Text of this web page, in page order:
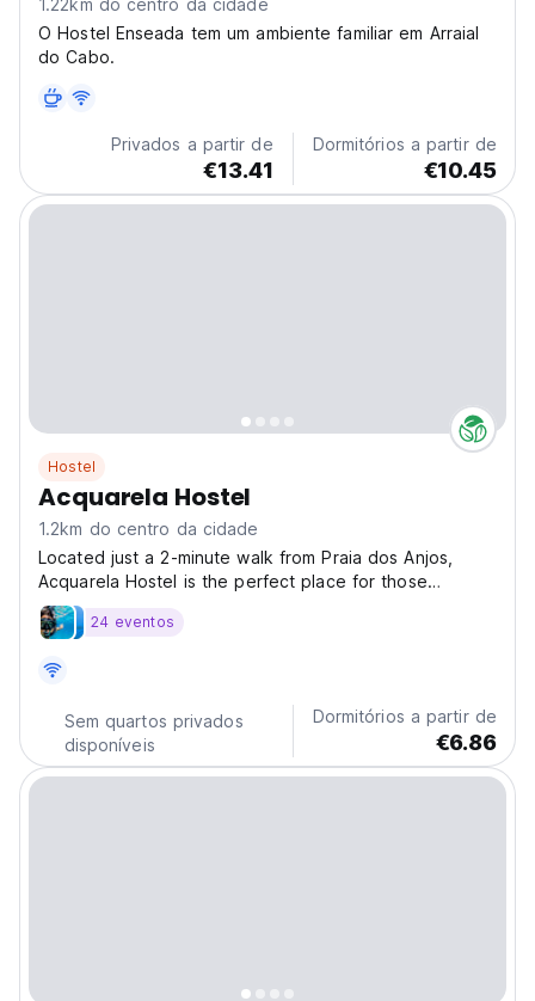
1.22km do centro da cidade
O Hostel Enseada tem um ambiente familiar em Arraial
do Cabo.
Privados a partir de
€13.41
Dormitórios a partir de
€10.45
Hostel
Acquarela Hostel
1.2km do centro da cidade
Located just a 2-minute walk from Praia dos Anjos,
Acquarela Hostel is the perfect place for those
seeking comfort, affordability, and that relaxed travel
vibe. Our space is a true refuge, featuring a swimming
24 eventos
Sem quartos privados
disponíveis
Dormitórios a partir de
€6.86